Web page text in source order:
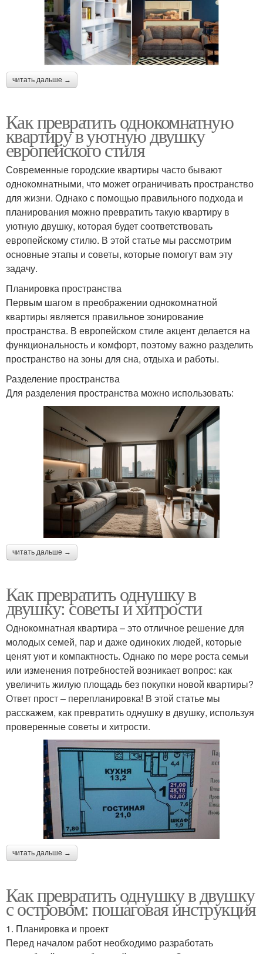
читать дальше →
Как превратить однокомнатную
квартиру в уютную двушку
европейского стиля
Современные городские квартиры часто бывают
однокомнатными, что может ограничивать пространство
для жизни. Однако с помощью правильного подхода и
планирования можно превратить такую квартиру в
уютную двушку, которая будет соответствовать
европейскому стилю. В этой статье мы рассмотрим
основные этапы и советы, которые помогут вам эту
задачу.
Планировка пространства
Первым шагом в преображении однокомнатной
квартиры является правильное зонирование
пространства. В европейском стиле акцент делается на
функциональность и комфорт, поэтому важно разделить
пространство на зоны для сна, отдыха и работы.
Разделение пространства
Для разделения пространства можно использовать:
читать дальше →
Как превратить однушку в
двушку: советы и хитрости
Однокомнатная квартира – это отличное решение для
молодых семей, пар и даже одиноких людей, которые
ценят уют и компактность. Однако по мере роста семьи
или изменения потребностей возникает вопрос: как
увеличить жилую площадь без покупки новой квартиры?
Ответ прост – перепланировка! В этой статье мы
расскажем, как превратить однушку в двушку, используя
проверенные советы и хитрости.
читать дальше →
Как превратить однушку в двушку
с островом: пошаговая инструкция
1. Планировка и проект
Перед началом работ необходимо разработать